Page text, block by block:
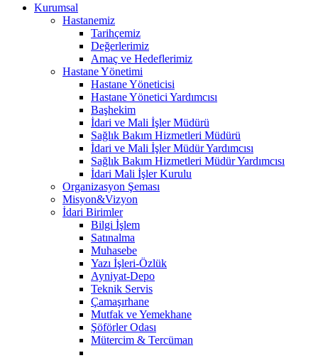
Kurumsal
Hastanemiz
Tarihçemiz
Değerlerimiz
Amaç ve Hedeflerimiz
Hastane Yönetimi
Hastane Yöneticisi
Hastane Yönetici Yardımcısı
Başhekim
İdari ve Mali İşler Müdürü
Sağlık Bakım Hizmetleri Müdürü
İdari ve Mali İşler Müdür Yardımcısı
Sağlık Bakım Hizmetleri Müdür Yardımcısı
İdari Mali İşler Kurulu
Organizasyon Şeması
Misyon&Vizyon
İdari Birimler
Bilgi İşlem
Satınalma
Muhasebe
Yazı İşleri-Özlük
Ayniyat-Depo
Teknik Servis
Çamaşırhane
Mutfak ve Yemekhane
Şöförler Odası
Mütercim & Tercüman